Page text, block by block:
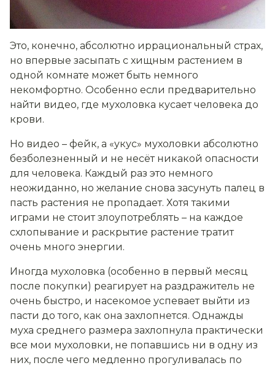
Это, конечно, абсолютно иррациональный страх,
но впервые засыпать с хищным растением в
одной комнате может быть немного
некомфортно. Особенно если предварительно
найти видео, где мухоловка кусает человека до
крови.
Но видео – фейк, а «укус» мухоловки абсолютно
безболезненный и не несёт никакой опасности
для человека. Каждый раз это немного
неожиданно, но желание снова засунуть палец в
пасть растения не пропадает. Хотя такими
играми не стоит злоупотреблять – на каждое
схлопывание и раскрытие растение тратит
очень много энергии.
Иногда мухоловка (особенно в первый месяц
после покупки) реагирует на раздражитель не
очень быстро, и насекомое успевает выйти из
пасти до того, как она захлопнется. Однажды
муха среднего размера захлопнула практически
все мои мухоловки, не попавшись ни в одну из
них, после чего медленно прогуливалась по